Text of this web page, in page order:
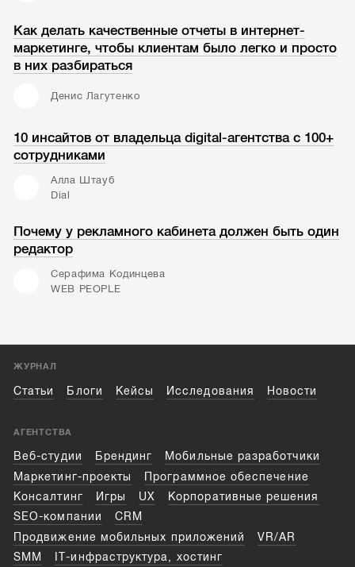
Как делать качественные отчеты в интернет-
маркетинге, чтобы клиентам было легко и просто
в них разбираться
Денис Лагутенко
10 инсайтов от владельца digital-агентства с 100+
сотрудниками
Алла Штауб
Dial
Почему у рекламного кабинета должен быть один
редактор
Серафима Кодинцева
WEB PEOPLE
ЖУРНАЛ
Статьи Блоги Кейсы Исследования Новости
АГЕНТСТВА
Веб-студии Брендинг
Мобильные разработчики
Маркетинг-проекты
Программное обеспечение
Консалтинг
Игры UX
Корпоративные решения
SEO-компании
CRM
Продвижение мобильных приложений
VR/AR
SMM
IT-инфраструктура, хостинг